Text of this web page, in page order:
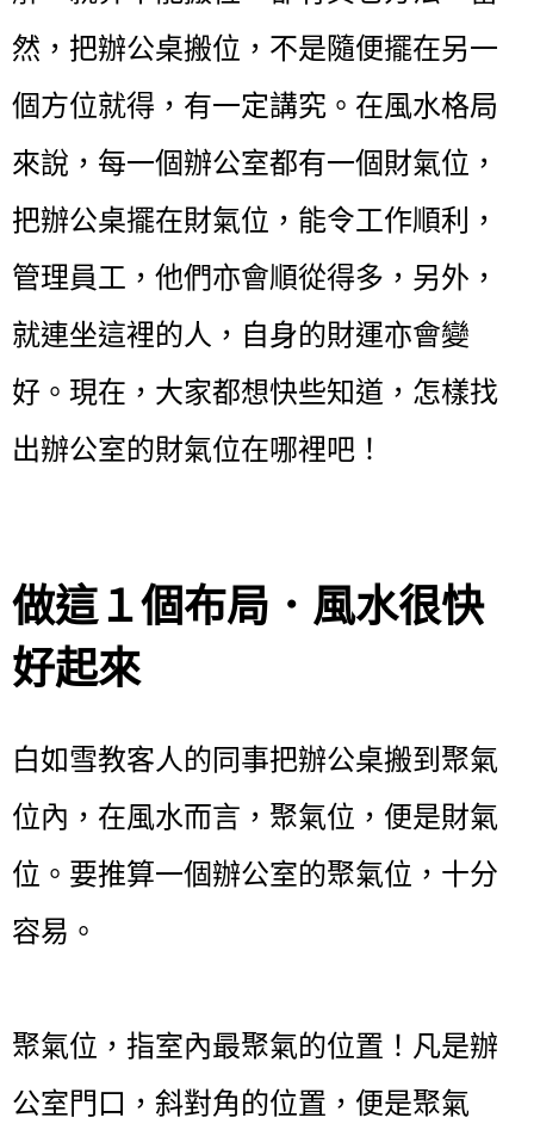
然，把辦公桌搬位，不是隨便擺在另一
個方位就得，有一定講究。在風水格局
來說，每一個辦公室都有一個財氣位，
把辦公桌擺在財氣位，能令工作順利，
管理員工，他們亦會順從得多，另外，
就連坐這裡的人，自身的財運亦會變
好。現在，大家都想快些知道，怎樣找
出辦公室的財氣位在哪裡吧！
做這１個布局．風水很快
好起來
白如雪教客人的同事把辦公桌搬到聚氣
位內，在風水而言，聚氣位，便是財氣
位。要推算一個辦公室的聚氣位，十分
容易。
聚氣位，指室內最聚氣的位置！凡是辦
公室門口，斜對角的位置，便是聚氣